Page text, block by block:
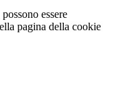
essere
pagina della cookie